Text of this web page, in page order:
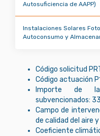
Autosuficiencia de AAPP)
Instalaciones Solares
Autoconsumo y
Código solicitud
Código actuación
Importe de la
subvencionados:
Campo de
de calidad del aire
Coeficiente